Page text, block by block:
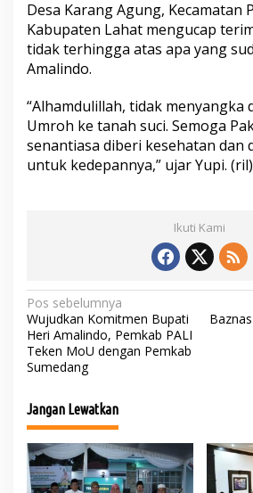
Desa Karang Agung, Kecamatan
Kabupaten Lahat mengucap
tidak terhingga atas apa yang
Amalindo.
“Alhamdulillah, tidak menyangka
Umroh ke tanah suci. Semoga
senantiasa diberi kesehatan dan
untuk kedepannya,” ujar Yupi. (ril)
Ikuti Kami
N
a
v
g
a
s
i
Pos sebelumnya
Wujudkan Komitmen Bupati
Heri Amalindo, Pemkab PALI
Teken MoU dengan Pemkab
Sumedang
Jangan Lewatkan